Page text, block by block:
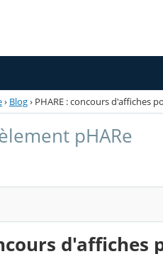
› Blog› PHARE : concours d'affiches
pHARe